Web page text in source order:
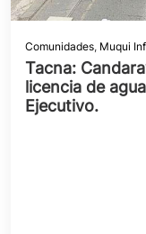
Comunidades, Muqui
Tacna:
licencia de
Ejecutivo.